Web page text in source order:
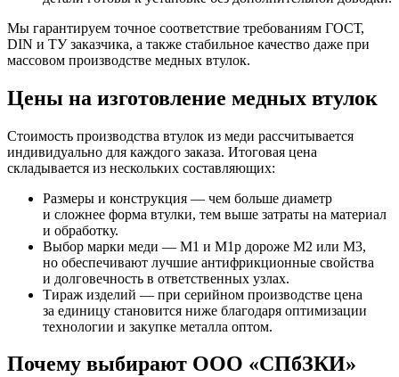
Мы гарантируем точное соответствие требованиям ГОСТ,
DIN и ТУ заказчика, а также стабильное качество даже при
массовом производстве медных втулок.
Цены на изготовление медных втулок
Стоимость производства втулок из меди рассчитывается
индивидуально для каждого заказа. Итоговая цена
складывается из нескольких составляющих:
Размеры и конструкция — чем больше диаметр
и сложнее форма втулки, тем выше затраты на материал
и обработку.
Выбор марки меди — М1 и М1р дороже М2 или М3,
но обеспечивают лучшие антифрикционные свойства
и долговечность в ответственных узлах.
Тираж изделий — при серийном производстве цена
за единицу становится ниже благодаря оптимизации
технологии и закупке металла оптом.
Почему выбирают ООО «СПбЗКИ»